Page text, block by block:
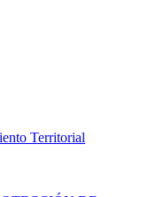
Territorial